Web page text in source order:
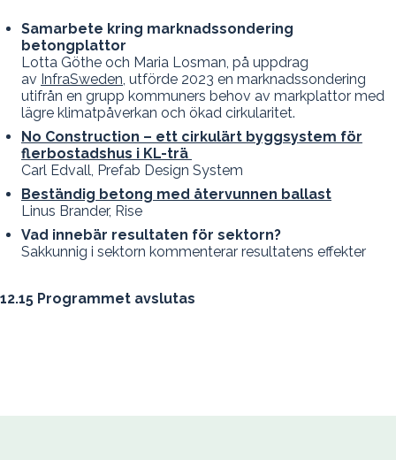
Samarbete kring marknadssondering
betongplattor
Lotta Göthe och Maria Losman, på uppdrag
av InfraSweden, utförde 2023 en marknadssondering
utifrån en grupp kommuners behov av markplattor med
lägre klimatpåverkan och ökad cirkularitet.
No Construction – ett cirkulärt byggsystem för
flerbostadshus i KL-trä
Carl Edvall, Prefab Design System
Beständig betong med återvunnen ballast
Linus Brander, Rise
Vad innebär resultaten för sektorn?
Sakkunnig i sektorn kommenterar resultatens effekter
12.15 Programmet avslutas